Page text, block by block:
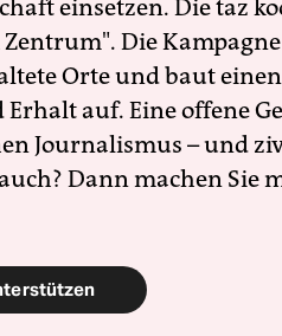
einsetzen. Die taz
Die
Orte und baut
Erhalt auf. Eine offene
Journalismus – und
Dann machen Sie